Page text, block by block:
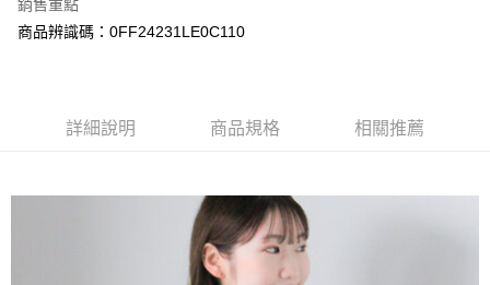
大哥付你分期
相關說明
流程，驗證手機門號後，選擇欲分期的期數、繳款截止日，確認付款後即完
消。如遇「轉專審核」未通過狀況，表示未達大哥付你分期系統評分，恕無
1.分期款項不併入電信帳單，「大哥付你分期」於每月結算日後寄送繳費提
【關於「AFTEE先享後付」】
１．簡單：不需註冊會員、不需綁卡、不需儲值。
２．便利：只要手機號碼，簡訊認證，即可結帳。
３．安心：先確認商品／服務後，再付款。
【「AFTEE先享後付」結帳流程】
每筆NT$60，滿NT$388(含以上)免運費
銷售重點
商品辨識碼：0FF24231LE0C110
詳細說明 商品規格 相關推薦